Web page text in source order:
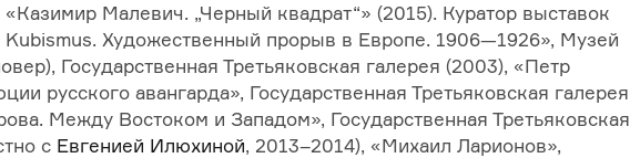
«Казимир Малевич. „Черный квадрат“» (2015). Куратор выставок
Художественный прорыв в Европе. 1906—1926», Музей
Государственная Третьяковская галерея (2003), «Петр
русского авангарда», Государственная Третьяковская галерея
Между Востоком и Западом», Государственная Третьяковская
с Евгенией Илюхиной, 2013–2014), «Михаил Ларионов»,